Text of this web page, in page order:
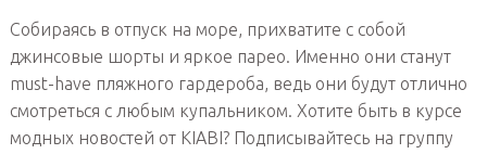
Собираясь в отпуск на море, прихватите с собой
джинсовые шорты и яркое парео. Именно они станут
must-have пляжного гардероба, ведь они будут отлично
смотреться с любым купальником. Хотите быть в курсе
модных новостей от KIABI? Подписывайтесь на группу